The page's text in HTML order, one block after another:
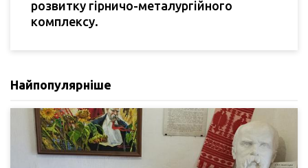
розвитку гірничо-металургійного
комплексу.
Найпопулярніше